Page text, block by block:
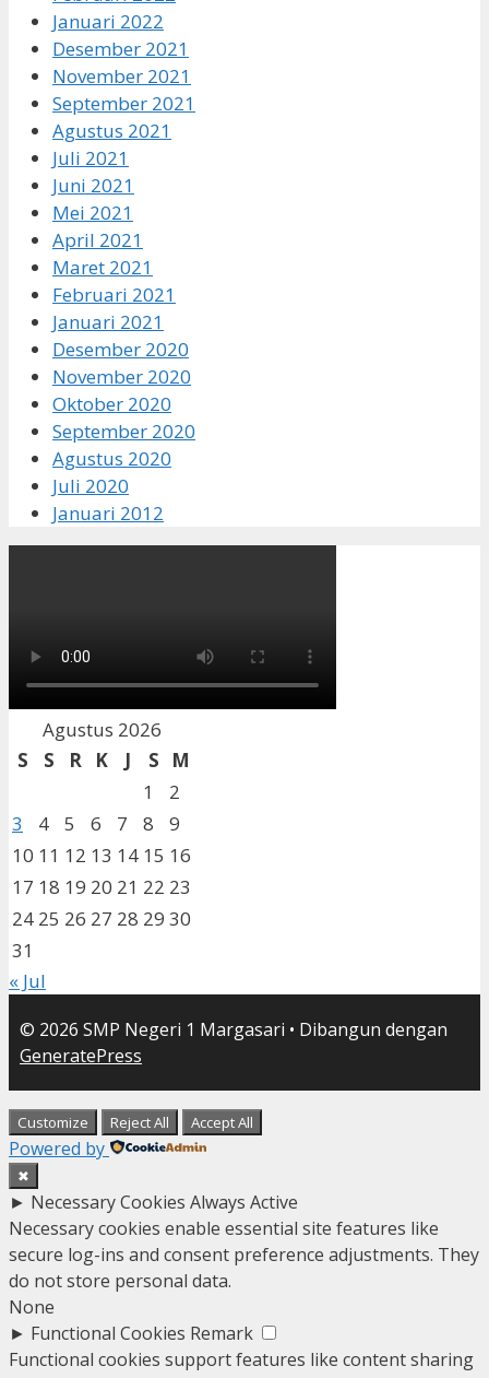
Januari 2022
Desember 2021
November 2021
September 2021
Agustus 2021
Juli 2021
Juni 2021
Mei 2021
April 2021
Maret 2021
Februari 2021
Januari 2021
Desember 2020
November 2020
Oktober 2020
September 2020
Agustus 2020
Juli 2020
Januari 2012
Agustus 2026
S
S R K J S
M
1
2
3
4 5 6 7 8
9
10 11 12 13 14 15 16
17 18 19 20 21 22 23
24 25 26 27 28 29 30
31
« Jul
© 2026 SMP Negeri 1 Margasari • Dibangun dengan
GeneratePress
Customize Reject All Accept All
Powered by
✖
► Necessary Cookies Always Active
Necessary cookies enable essential site features like
secure log-ins and consent preference adjustments. They
do not store personal data.
None
► Functional Cookies Remark
Functional cookies support features like content sharing